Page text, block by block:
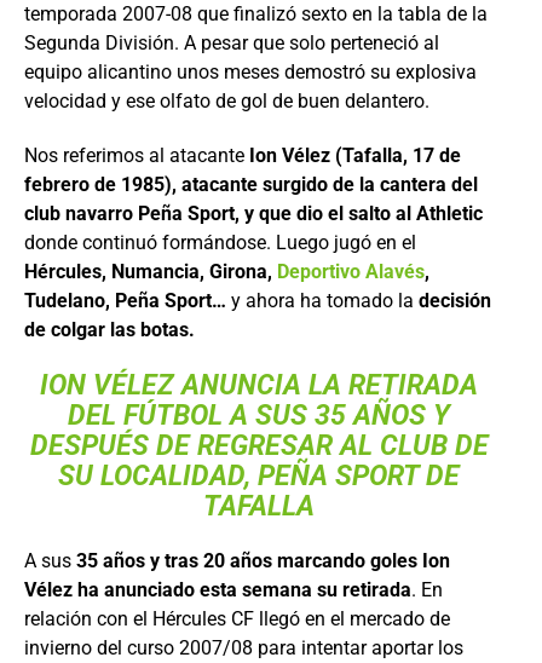
temporada 2007-08 que finalizó sexto en la tabla de la
Segunda División. A pesar que solo perteneció al
equipo alicantino unos meses demostró su explosiva
velocidad y ese olfato de gol de buen delantero.
Nos referimos al atacante Ion Vélez (Tafalla, 17 de
febrero de 1985), atacante surgido de la cantera del
club navarro Peña Sport, y que dio el salto al Athletic
donde continuó formándose. Luego jugó en el
Hércules, Numancia, Girona, Deportivo Alavés,
Tudelano, Peña Sport… y ahora ha tomado la decisión
de colgar las botas.
ION VÉLEZ ANUNCIA LA RETIRADA
DEL FÚTBOL A SUS 35 AÑOS Y
DESPUÉS DE REGRESAR AL CLUB DE
SU LOCALIDAD, PEÑA SPORT DE
TAFALLA
A sus 35 años y tras 20 años marcando goles Ion
Vélez ha anunciado esta semana su retirada. En
relación con el Hércules CF llegó en el mercado de
invierno del curso 2007/08 para intentar aportar los